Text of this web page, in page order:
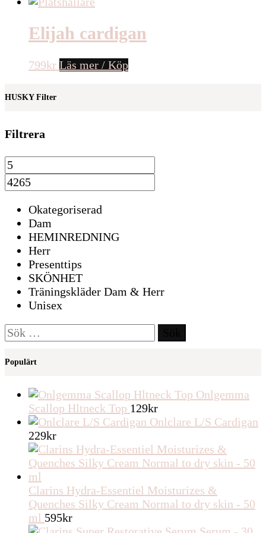
Elijah cardigan
799kr Läs mer / Köp
HUSKY Filter
Filtrera
Okategoriserad
Dam
HEMINREDNING
Herr
Presenttips
SKÖNHET
Träningskläder Dam & Herr
Unisex
Sök
efter:
Populärt
Onlgemma
Scallop Hltneck Top 129kr
Onlclare L/S Cardigan
229kr
Clarins Hydra-Essentiel Moisturizes &
Quenches Silky Cream Normal to dry skin - 50
ml 595kr